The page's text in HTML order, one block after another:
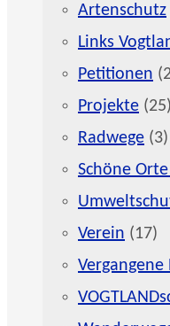
Artenschutz
Links
Petitionen
Projekte (25)
Radwege (3)
Schöne
Verein (17)
Vergangene